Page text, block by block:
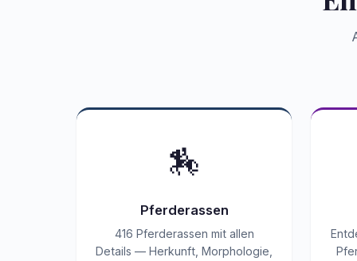
🏇
Pferderassen
416 Pferderassen mit allen
Details — Herkunft, Morphologie,